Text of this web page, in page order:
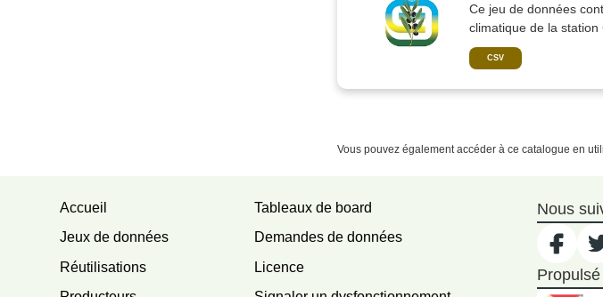
Ce jeu de données
climatique de la station
CSV
Vous pouvez également accéder à ce catalogue en
Accueil
Jeux de données
Réutilisations
Tableaux de board
Demandes de données
Licence
Nous